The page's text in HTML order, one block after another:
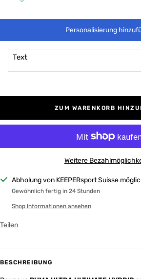
Personalisierung
Text
ZUM WARENKORB
Weitere
Abholung von KEEPERsport Suisse
Gewöhnlich fertig in 24 Stunden
Shop Informationen ansehen
Teilen
BESCHREIBUNG